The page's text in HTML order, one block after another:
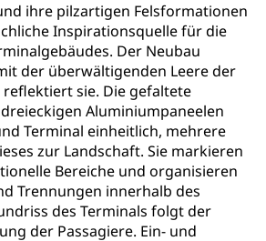
ihre pilzartigen Felsformationen
Inspirationsquelle für die
Der Neubau
der überwältigenden Leere der
sie. Die gefaltete
Aluminiumpaneelen
Terminal einheitlich, mehrere
zur Landschaft. Sie markieren
Bereiche und organisieren
Trennungen innerhalb des
des Terminals folgt der
der Passagiere. Ein- und